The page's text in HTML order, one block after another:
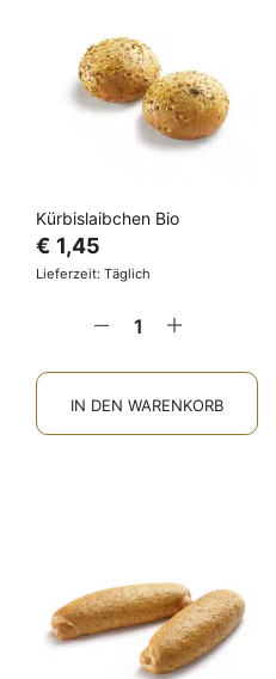
Kürbislaibchen Bio
€ 1,45
Lieferzeit: Täglich
IN DEN WARENKORB